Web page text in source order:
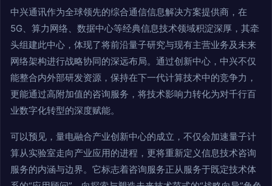
中兴通讯作为全球领先的综合通信信息解决方案提供商，在
5G、算力网络、数据中心等经典信息技术领域积淀深厚，其牵
头组建此中心，体现了将前沿量子研究与现有主营业务及未来
网络架构进行战略协同的深远布局。通过创新中心，中兴不仅
能整合内外部研发资源，保持在下一代计算技术中的竞争力，
更能通过高附加值的咨询服务，将技术影响力转化为对千行百
业数字化转型的深度赋能。
可以预见，量电融合产业创新中心的成立，不仅会加速量子计
算从实验室走向产业应用的进程，更将重新定义信息技术咨询
服务的内涵与边界。它标志着咨询服务正从服务于既定技术体